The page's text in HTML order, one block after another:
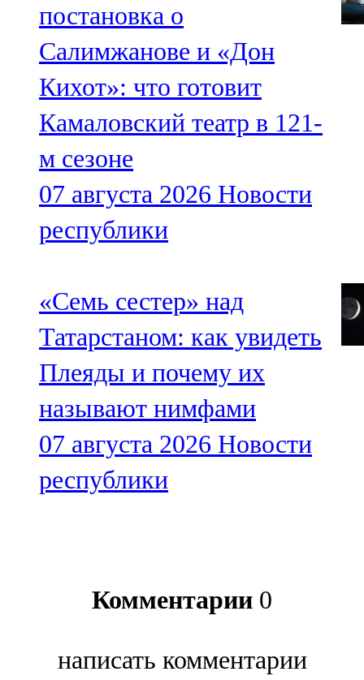
постановка о
Салимжанове и «Дон
Кихот»: что готовит
Камаловский театр в 121-
м сезоне
07 августа 2026 Новости
республики
«Семь сестер» над
Татарстаном: как увидеть
Плеяды и почему их
называют нимфами
07 августа 2026 Новости
республики
Комментарии 0
написать комментарии